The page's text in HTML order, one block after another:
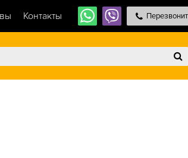
Контакты